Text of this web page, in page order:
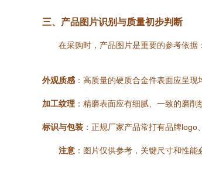
三、产品图片识别与质量初步判断
在采购时，产品图片是重要的参考依据：
外观质感 ：高质量的硬质合金件表面应呈
加工纹理 ：精磨表面应有细腻、一致的磨削
标识与包装 ：正规厂家产品常打有品牌logo
注意 ：图片仅供参考，关键尺寸和性